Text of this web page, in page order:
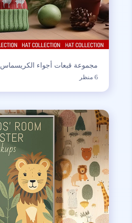
مجموعة قبعات أجواء الكريسماس
6 منظر